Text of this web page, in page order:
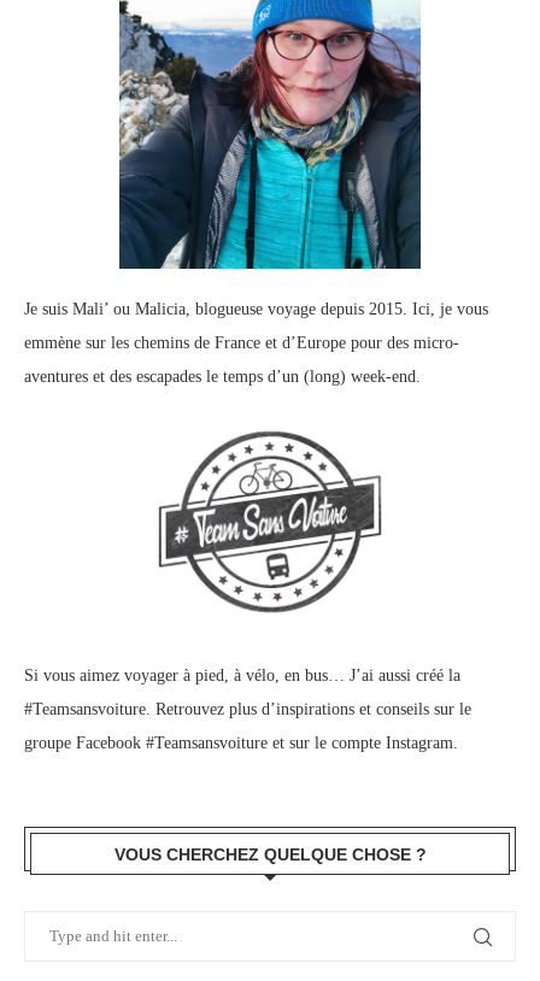
Je suis Mali’ ou Malicia, blogueuse voyage depuis 2015. Ici, je vous
emmène sur les chemins de France et d’Europe pour des micro-
aventures et des escapades le temps d’un (long) week-end.
Si vous aimez voyager à pied, à vélo, en bus… J’ai aussi créé la
#Teamsansvoiture. Retrouvez plus d’inspirations et conseils sur le
groupe Facebook #Teamsansvoiture et sur le compte Instagram.
VOUS CHERCHEZ QUELQUE CHOSE ?